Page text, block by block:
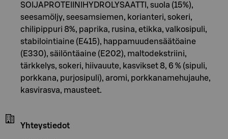
SOIJAPROTEIINIHYDROLYSAATTI, suola (15%),
seesamöljy, seesamsiemen, korianteri, sokeri,
chilipippuri 8%, paprika, rusina, etikka, valkosipuli,
stabilointiaine (E415), happamuudensäätöaine
(E330), säilöntäaine (E202), maltodekstriini,
tärkkelys, sokeri, hiivauute, kasvikset 8, 6 % (sipuli,
porkkana, purjosipuli), aromi, porkkanamehujauhe,
kasvirasva, mausteet.
Yhteystiedot